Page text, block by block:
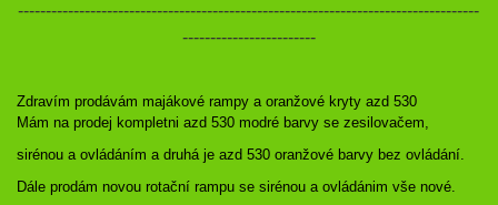
-----------------------------------------------------------------------------------
------------------------
Zdravím prodávám majákové rampy a oranžové kryty azd 530
Mám na prodej kompletni azd 530 modré barvy se zesilovačem,
sirénou a ovládáním a druhá je azd 530 oranžové barvy bez ovládání.
Dále prodám novou rotační rampu se sirénou a ovládánim vše nové.